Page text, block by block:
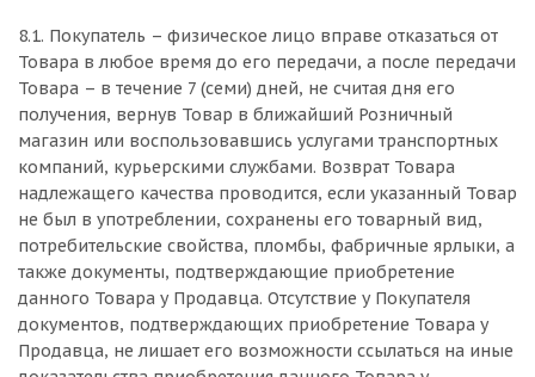
8.1. Покупатель – физическое лицо вправе отказаться от
Товара в любое время до его передачи, а после передачи
Товара – в течение 7 (семи) дней, не считая дня его
получения, вернув Товар в ближайший Розничный
магазин или воспользовавшись услугами транспортных
компаний, курьерскими службами. Возврат Товара
надлежащего качества проводится, если указанный Товар
не был в употреблении, сохранены его товарный вид,
потребительские свойства, пломбы, фабричные ярлыки, а
также документы, подтверждающие приобретение
данного Товара у Продавца. Отсутствие у Покупателя
документов, подтверждающих приобретение Товара у
Продавца, не лишает его возможности ссылаться на иные